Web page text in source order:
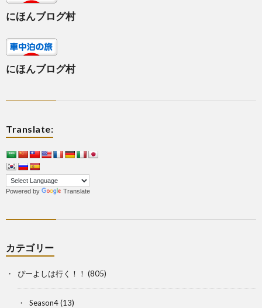
にほんブログ村
にほんブログ村
Translate:
Powered by Translate
カテゴリー
ぴーよしは行く！！ (805)
Season4(13)